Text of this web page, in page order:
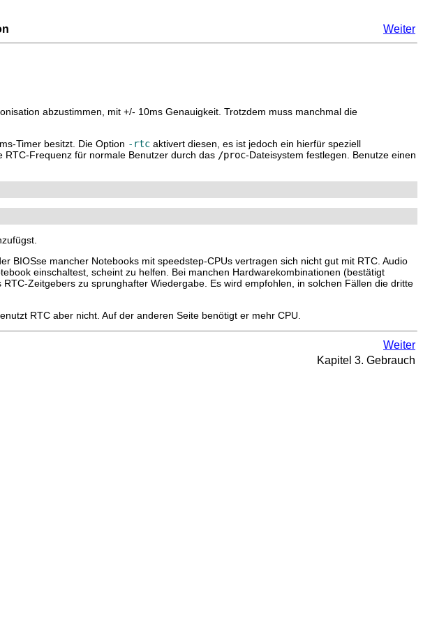
Weiter
abzustimmen, mit +/- 10ms Genauigkeit. Trotzdem muss manchmal die
Timer besitzt. Die Option -rtc aktivert diesen, es ist jedoch ein hierfür speziell
Frequenz für normale Benutzer durch das /proc-Dateisystem festlegen. Benutze einen
BIOSse mancher Notebooks mit speedstep-CPUs vertragen sich nicht gut mit RTC. Audio
einschaltest, scheint zu helfen. Bei manchen Hardwarekombinationen (bestätigt
Zeitgebers zu sprunghafter Wiedergabe. Es wird empfohlen, in solchen Fällen die dritte
RTC aber nicht. Auf der anderen Seite benötigt er mehr CPU.
Weiter
Kapitel 3. Gebrauch